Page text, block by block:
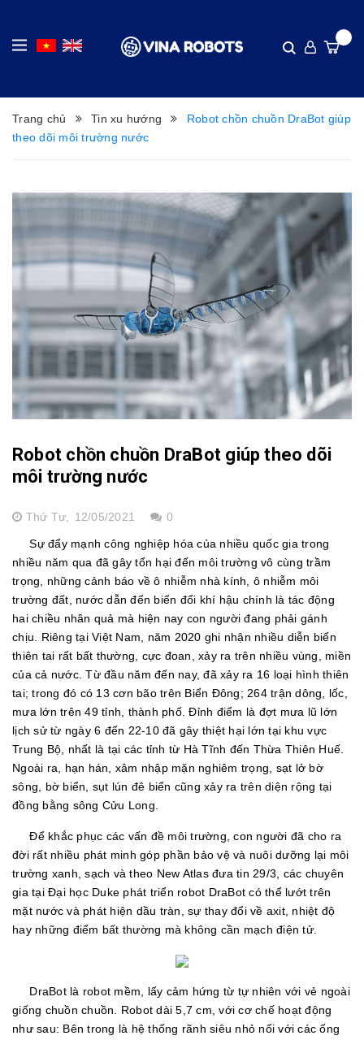
Trang chủ Tin xu hướng
Robot chồn chuồn DraBot giúp
theo dõi môi trường nước
Robot chồn chuồn DraBot giúp theo dõi
môi trường nước
Thứ Tư, 12/05/2021 0
Sự đẩy mạnh công nghiệp hóa của nhiều quốc gia trong
nhiều năm qua đã gây tổn hại đến môi trường vô cùng trầm
trọng, những cảnh báo về ô nhiễm nhà kính, ô nhiễm môi
trường đất, nước dẫn đến biến đổi khí hậu chính là tác động
hai chiều nhân quả mà hiện nay con người đang phải gánh
chịu. Riêng tại Việt Nam, năm 2020 ghi nhận nhiều diễn biến
thiên tai rất bất thường, cực đoan, xảy ra trên nhiều vùng, miền
của cả nước. Từ đầu năm đến nay, đã xảy ra 16 loại hình thiên
tai; trong đó có 13 cơn bão trên Biển Đông; 264 trận dông, lốc,
mưa lớn trên 49 tỉnh, thành phố. Đỉnh điểm là đợt mưa lũ lớn
lịch sử từ ngày 6 đến 22-10 đã gây thiệt hại lớn tại khu vực
Trung Bộ, nhất là tại các tỉnh từ Hà Tĩnh đến Thừa Thiên Huế.
Ngoài ra, hạn hán, xâm nhập mặn nghiêm trọng, sạt lở bờ
sông, bờ biển, sụt lún đê biển cũng xảy ra trên diện rộng tại
đồng bằng sông Cửu Long.
Để khắc phục các vấn đề môi trường, con người đã cho ra
đời rất nhiều phát minh góp phần bảo vệ và nuôi dưỡng lại môi
trường xanh, sạch và theo New Atlas đưa tin 29/3, các chuyên
gia tại Đại học Duke phát triển robot DraBot có thể lướt trên
mặt nước và phát hiện dầu tràn, sự thay đổi về axit, nhiệt độ
hay những điểm bất thường mà không cần mạch điện tử.
DraBot là robot mềm, lấy cảm hứng từ tự nhiên với vẻ ngoài
giống chuồn chuồn. Robot dài 5,7 cm, với cơ chế hoạt động
như sau: Bên trong là hệ thống rãnh siêu nhỏ nối với các ống